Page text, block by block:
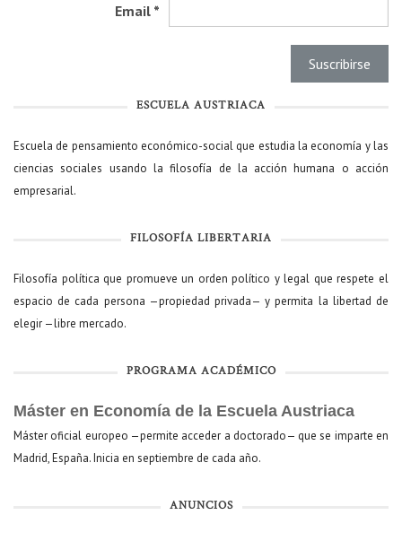
Email *
ESCUELA AUSTRIACA
Escuela de pensamiento económico-social que estudia la economía y las
ciencias sociales usando la filosofía de la acción humana o acción
empresarial.
FILOSOFÍA LIBERTARIA
Filosofía política que promueve un orden político y legal que respete el
espacio de cada persona —propiedad privada— y permita la libertad de
elegir —libre mercado.
PROGRAMA ACADÉMICO
Máster en Economía de la Escuela Austriaca
Máster oficial europeo —permite acceder a doctorado— que se imparte en
Madrid, España. Inicia en septiembre de cada año.
ANUNCIOS